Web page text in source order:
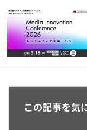
この記事を気